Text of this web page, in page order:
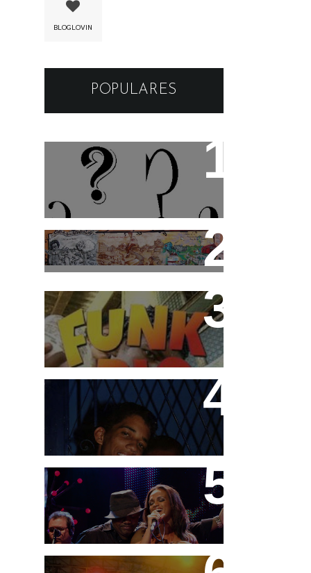
BLOGLOVIN
POPULARES
Os apelidos das musicas
Cidade Tiradentes abre
inscrição para o 3°
Festival de Funk
Funk Rio Documentário
Teco e Buzunga
DVD "Tudo é Festa" MC
Marcinho